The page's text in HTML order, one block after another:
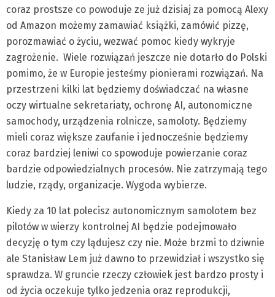
coraz prostsze co powoduje ze już dzisiaj za pomocą Alexy
od Amazon możemy zamawiać książki, zamówić pizzę,
porozmawiać o życiu, wezwać pomoc kiedy wykryje
zagrożenie. Wiele rozwiązań jeszcze nie dotarło do Polski
pomimo, że w Europie jesteśmy pionierami rozwiązań. Na
przestrzeni kilki lat będziemy doświadczać na własne
oczy wirtualne sekretariaty, ochronę AI, autonomiczne
samochody, urządzenia rolnicze, samoloty. Będziemy
mieli coraz większe zaufanie i jednocześnie będziemy
coraz bardziej leniwi co spowoduje powierzanie coraz
bardzie odpowiedzialnych procesów. Nie zatrzymają tego
ludzie, rządy, organizacje. Wygoda wybierze.
Kiedy za 10 lat polecisz autonomicznym samolotem bez
pilotów w wierzy kontrolnej AI będzie podejmowało
decyzję o tym czy lądujesz czy nie. Może brzmi to dziwnie
ale Stanisław Lem już dawno to przewidział i wszystko się
sprawdza. W gruncie rzeczy człowiek jest bardzo prosty i
od życia oczekuje tylko jedzenia oraz reprodukcji,